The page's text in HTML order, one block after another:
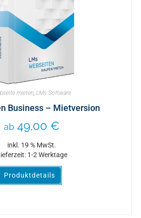
mieten, LMs Software
Business – Mietversion
ab 49,00 €
inkl. 19 % MwSt.
1-2 Werktage
Produktdetails